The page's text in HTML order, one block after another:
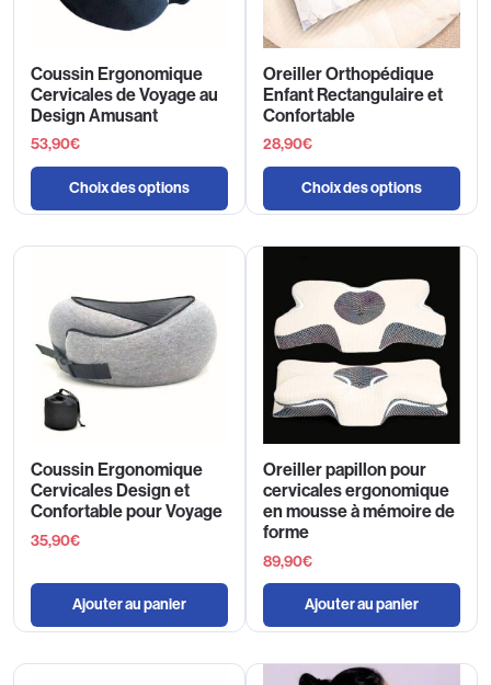
Coussin Ergonomique
Cervicales de Voyage au
Design Amusant
53,90€
Choix des options
Oreiller Orthopédique
Enfant Rectangulaire et
Confortable
28,90€
Choix des options
Coussin Ergonomique
Cervicales Design et
Confortable pour Voyage
35,90€
Ajouter au panier
Oreiller papillon pour
cervicales ergonomique
en mousse à mémoire de
forme
89,90€
Ajouter au panier